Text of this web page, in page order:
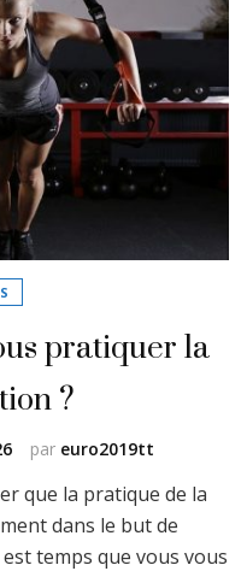
pratiquer la
?
par euro2019tt
que la pratique de la
dans le but de
temps que vous vous